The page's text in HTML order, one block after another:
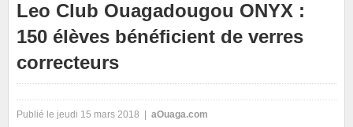
Leo Club Ouagadougou ONYX :
150 élèves bénéficient de verres
correcteurs
Publié le jeudi 15 mars 2018 | aOuaga.com